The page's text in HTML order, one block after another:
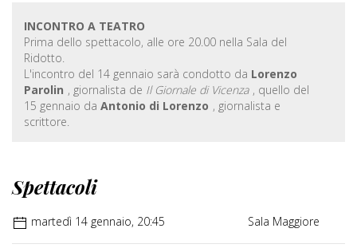
INCONTRO A TEATRO
Prima dello spettacolo, alle ore 20.00 nella Sala del
Ridotto.
L'incontro del 14 gennaio sarà condotto da Lorenzo
Parolin , giornalista de Il Giornale di Vicenza , quello del
15 gennaio da Antonio di Lorenzo , giornalista e
scrittore.
Spettacoli
martedì 14 gennaio, 20:45 Sala Maggiore